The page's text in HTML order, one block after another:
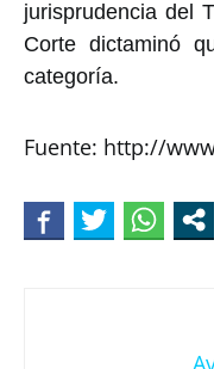
jurisprudencia del
Corte dictaminó
categoría.
Fuente: http://